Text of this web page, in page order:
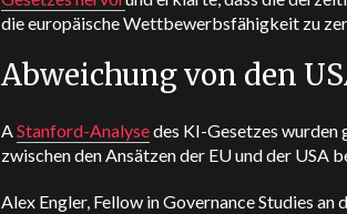
die europäische Wettbewerbsfähigkeit zu
Abweichung von den
AStanford-Analysedes KI-Gesetzes wurden
zwischen den Ansätzen der EU und der USA
Alex Engler, Fellow in Governance Studies